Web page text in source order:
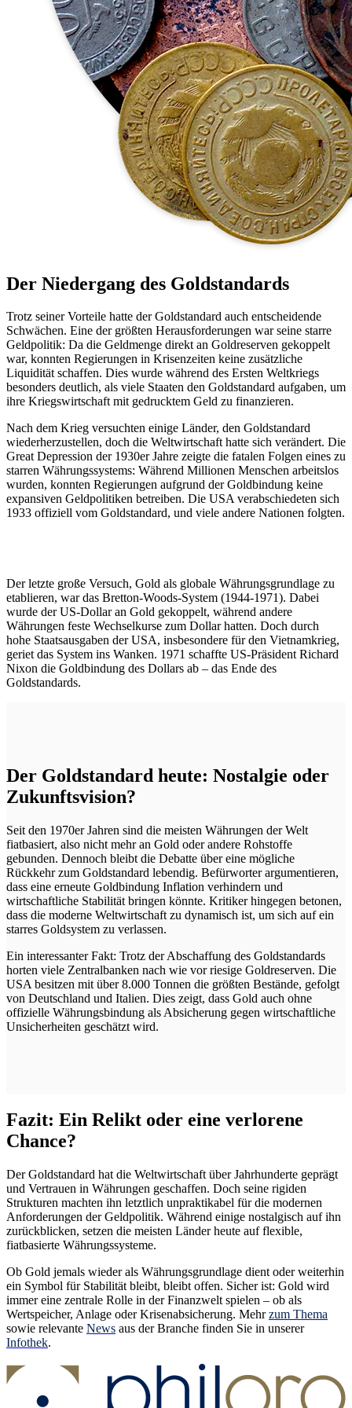
Der Niedergang des Goldstandards
Trotz seiner Vorteile hatte der Goldstandard auch entscheidende
Schwächen. Eine der größten Herausforderungen war seine starre
Geldpolitik: Da die Geldmenge direkt an Goldreserven gekoppelt
war, konnten Regierungen in Krisenzeiten keine zusätzliche
Liquidität schaffen. Dies wurde während des Ersten Weltkriegs
besonders deutlich, als viele Staaten den Goldstandard aufgaben, um
ihre Kriegswirtschaft mit gedrucktem Geld zu finanzieren.
Nach dem Krieg versuchten einige Länder, den Goldstandard
wiederherzustellen, doch die Weltwirtschaft hatte sich verändert. Die
Great Depression der 1930er Jahre zeigte die fatalen Folgen eines zu
starren Währungssystems: Während Millionen Menschen arbeitslos
wurden, konnten Regierungen aufgrund der Goldbindung keine
expansiven Geldpolitiken betreiben. Die USA verabschiedeten sich
1933 offiziell vom Goldstandard, und viele andere Nationen folgten.
Der letzte große Versuch, Gold als globale Währungsgrundlage zu
etablieren, war das Bretton-Woods-System (1944-1971). Dabei
wurde der US-Dollar an Gold gekoppelt, während andere
Währungen feste Wechselkurse zum Dollar hatten. Doch durch
hohe Staatsausgaben der USA, insbesondere für den Vietnamkrieg,
geriet das System ins Wanken. 1971 schaffte US-Präsident Richard
Nixon die Goldbindung des Dollars ab – das Ende des
Goldstandards.
Der Goldstandard heute: Nostalgie oder
Zukunftsvision?
Seit den 1970er Jahren sind die meisten Währungen der Welt
fiatbasiert, also nicht mehr an Gold oder andere Rohstoffe
gebunden. Dennoch bleibt die Debatte über eine mögliche
Rückkehr zum Goldstandard lebendig. Befürworter argumentieren,
dass eine erneute Goldbindung Inflation verhindern und
wirtschaftliche Stabilität bringen könnte. Kritiker hingegen betonen,
dass die moderne Weltwirtschaft zu dynamisch ist, um sich auf ein
starres Goldsystem zu verlassen.
Ein interessanter Fakt: Trotz der Abschaffung des Goldstandards
horten viele Zentralbanken nach wie vor riesige Goldreserven. Die
USA besitzen mit über 8.000 Tonnen die größten Bestände, gefolgt
von Deutschland und Italien. Dies zeigt, dass Gold auch ohne
offizielle Währungsbindung als Absicherung gegen wirtschaftliche
Unsicherheiten geschätzt wird.
Fazit: Ein Relikt oder eine verlorene
Chance?
Der Goldstandard hat die Weltwirtschaft über Jahrhunderte geprägt
und Vertrauen in Währungen geschaffen. Doch seine rigiden
Strukturen machten ihn letztlich unpraktikabel für die modernen
Anforderungen der Geldpolitik. Während einige nostalgisch auf ihn
zurückblicken, setzen die meisten Länder heute auf flexible,
fiatbasierte Währungssysteme.
Ob Gold jemals wieder als Währungsgrundlage dient oder weiterhin
ein Symbol für Stabilität bleibt, bleibt offen. Sicher ist: Gold wird
immer eine zentrale Rolle in der Finanzwelt spielen – ob als
Wertspeicher, Anlage oder Krisenabsicherung. Mehrzum Thema
sowie relevante News aus der Branche finden Sie in unserer
Infothek.